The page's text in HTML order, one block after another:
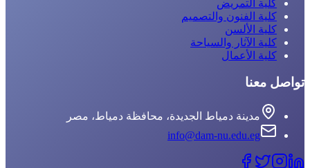
كلية التمريض
كلية الفنون والتصميم
كلية الألسن
كلية الآثار والسياحة
كلية الأعمال
تواصل معنا
مدينة دمياط الجديدة، محافظة دمياط، مصر
info@dam-nu.edu.eg